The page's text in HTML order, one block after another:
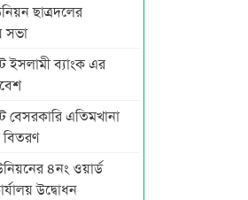
ছাত্রদলের
সভা
ইসলামী ব্যাংক এর
বেসরকারি এতিমখানা
৪নং ওয়ার্ড
উদ্বোধন